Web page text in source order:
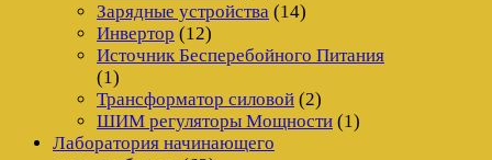
Зарядные устройства (14)
Инвертор (12)
Источник Бесперебойного Питания
(1)
Трансформатор силовой (2)
ШИМ регуляторы Мощности (1)
Лаборатория начинающего